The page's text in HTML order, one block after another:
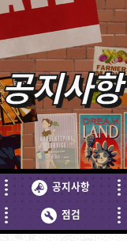
공지사항
공지사항
점검